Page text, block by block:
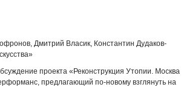
Дмитрий Власик, Константин Дудаков-
проекта «Реконструкция Утопии. Москва
предлагающий по-новому взглянуть на